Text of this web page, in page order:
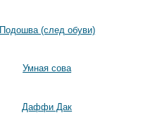
Подошва (след обуви)
Умная сова
Даффи Дак